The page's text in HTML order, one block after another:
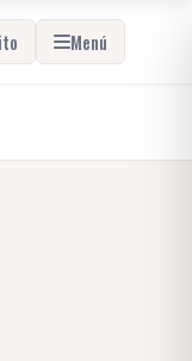
Menú